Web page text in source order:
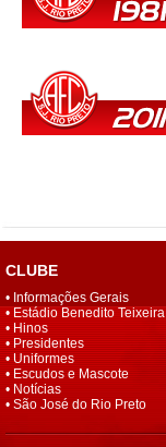
CLUBE
• Informações Gerais
• Estádio Benedito Teixeira
•Hinos
•Presidentes
•Uniformes
•Escudos e Mascote
• Notícias
• São José do Rio Preto